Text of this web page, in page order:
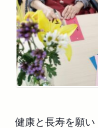
健康と長寿を願い